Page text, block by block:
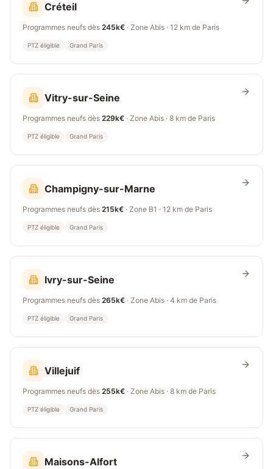
Créteil
Programmes neufs dès 245k€ · Zone Abis · 12 km de Paris
PTZ éligible Grand Paris
Vitry-sur-Seine
Programmes neufs dès 229k€ · Zone Abis · 8 km de Paris
PTZ éligible Grand Paris
Champigny-sur-Marne
Programmes neufs dès 215k€ · Zone B1 · 12 km de Paris
PTZ éligible Grand Paris
Ivry-sur-Seine
Programmes neufs dès 265k€ · Zone Abis · 4 km de Paris
PTZ éligible Grand Paris
Villejuif
Programmes neufs dès 255k€ · Zone Abis · 8 km de Paris
PTZ éligible Grand Paris
Maisons-Alfort